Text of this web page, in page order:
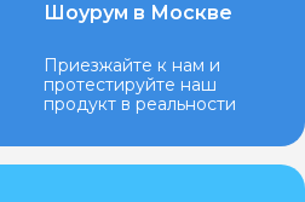
Шоурум в Москве
Приезжайте к нам и
протестируйте наш
продукт в реальности